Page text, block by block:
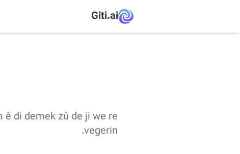
Giti.ai
di demek zû de ji we re
vegerin.